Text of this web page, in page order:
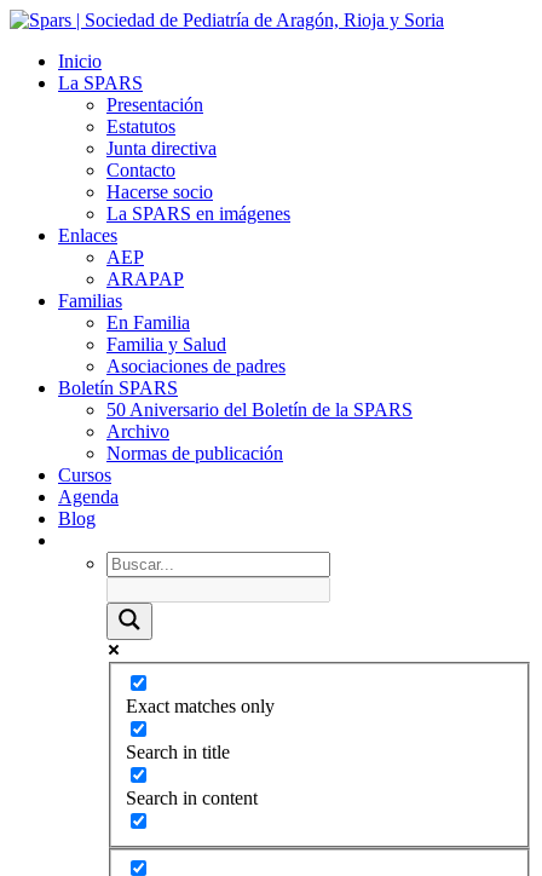
Inicio
La SPARS
Presentación
Estatutos
Junta directiva
Contacto
Hacerse socio
La SPARS en imágenes
Enlaces
AEP
ARAPAP
Familias
En Familia
Familia y Salud
Asociaciones de padres
Boletín SPARS
50 Aniversario del Boletín de la SPARS
Archivo
Normas de publicación
Cursos
Agenda
Blog
Exact matches only
Search in title
Search in content